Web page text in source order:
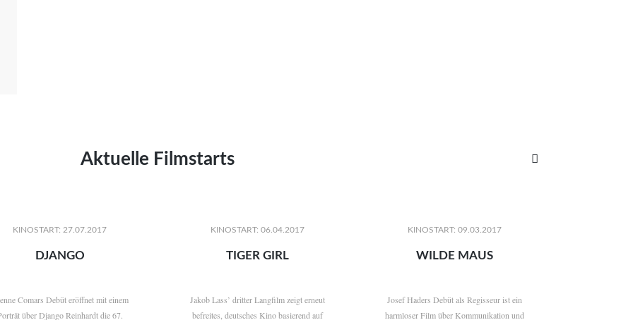
Aktuelle Filmstarts 
KINOSTART: 27.07.2017
DJANGO
Comars Debüt eröffnet mit einem
über Django Reinhardt die 67.
KINOSTART: 06.04.2017
TIGER GIRL
Jakob Lass’ dritter Langfilm zeigt erneut
befreites, deutsches Kino basierend auf
KINOSTART: 09.03.2017
WILDE MAUS
Josef Haders Debüt als Regisseur ist ein
harmloser Film über Kommunikation und